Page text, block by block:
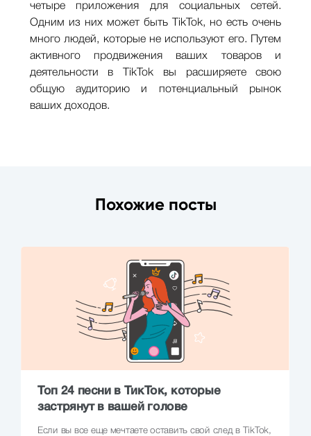
четыре приложения для социальных сетей.
Одним из них может быть TikTok, но есть очень
много людей, которые не используют его. Путем
активного продвижения ваших товаров и
деятельности в TikTok вы расширяете свою
общую аудиторию и потенциальный рынок
ваших доходов.
Похожие посты
Топ 24 песни в ТикТок, которые
застрянут в вашей голове
Если вы все еще мечтаете оставить свой след в TikTok,